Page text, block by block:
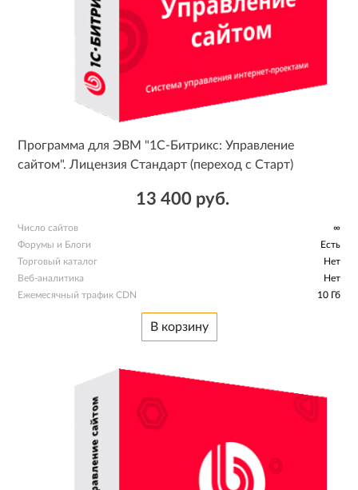
Программа для ЭВМ "1С-Битрикс: Управление
сайтом". Лицензия Стандарт (переход с Старт)
13 400 руб.
Число сайтов
∞
Форумы и Блоги
Есть
Торговый каталог
Нет
Веб-аналитика
Нет
Ежемесячный трафик CDN
10 Гб
В корзину